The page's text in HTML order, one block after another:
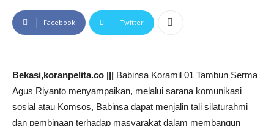
Facebook Twitter
Bekasi,koranpelita.co ||| Babinsa Koramil 01 Tambun Serma
Agus Riyanto menyampaikan, melalui sarana komunikasi
sosial atau Komsos, Babinsa dapat menjalin tali silaturahmi
dan pembinaan terhadap masyarakat dalam membangun